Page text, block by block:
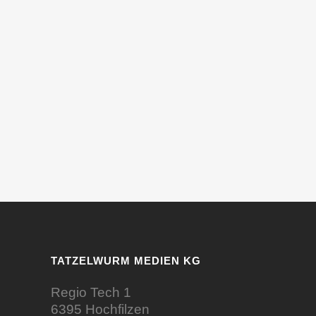
TATZELWURM MEDIEN KG
Regio Tech 1
6395 Hochfilzen